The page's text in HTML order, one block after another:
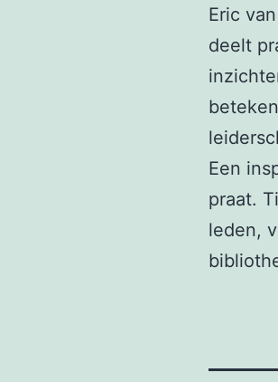
Eric
deelt
Een
praat.
leden,